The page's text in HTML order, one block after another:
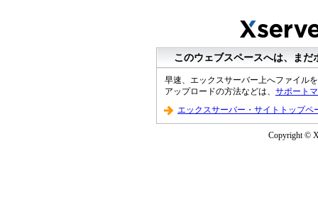
このウェブスペースへは、ま
早速、エックスサーバー上へファイル
アップロードの方法などは、 サポート
エックスサーバー・サイトトップペ
Copyright ©